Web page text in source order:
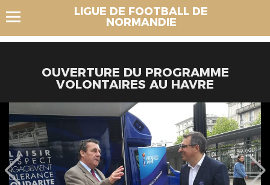
LIGUE DE FOOTBALL DE
NORMANDIE
OUVERTURE DU PROGRAMME
VOLONTAIRES AU HAVRE